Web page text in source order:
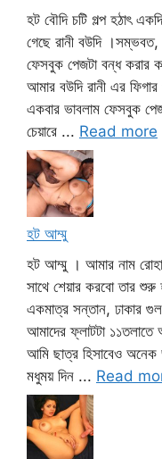
হট বৌদি চটি গল্প হঠাৎ
গেছে রানী বউদি
ফেসবুক পেজটা বন্ধ করার
আমার বউদি রানী এর
একবার ভাবলাম ফেসবুক
চেয়ারে ... Read more
হট আম্মু
হট আম্মু । আমার নাম
সাথে শেয়ার করবো তার
একমাত্র সন্তান, ঢাকার
আমাদের ফ্লাটটা ১১তলাতে
আমি ছাত্র হিসাবেও
মধুময় দিন ... Read